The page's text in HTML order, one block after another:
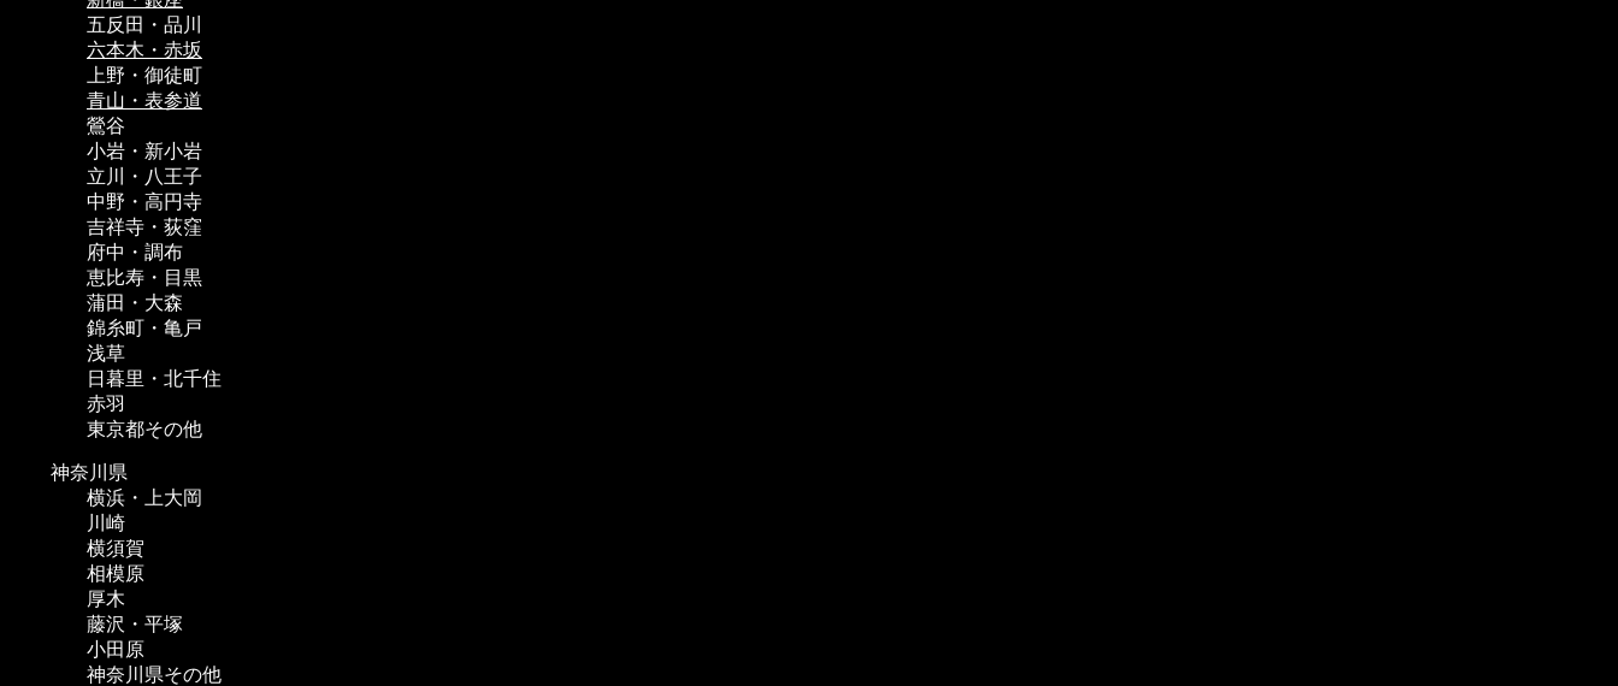
五反田・品川
六本木・赤坂
上野・御徒町
青山・表参道
鶯谷
小岩・新小岩
立川・八王子
中野・高円寺
吉祥寺・荻窪
府中・調布
恵比寿・目黒
蒲田・大森
錦糸町・亀戸
浅草
日暮里・北千住
赤羽
東京都その他
神奈川県
横浜・上大岡
川崎
横須賀
相模原
厚木
藤沢・平塚
小田原
神奈川県その他